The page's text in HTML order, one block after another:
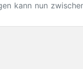
kann nun